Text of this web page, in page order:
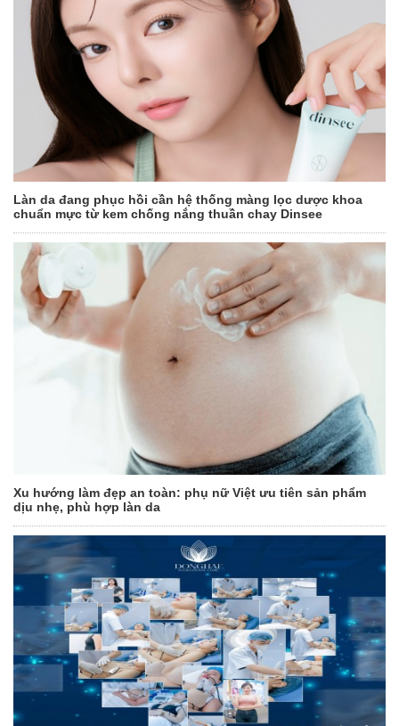
Làn da đang phục hồi cần hệ thống màng lọc dược khoa
chuẩn mực từ kem chống nắng thuần chay Dinsee
Xu hướng làm đẹp an toàn: phụ nữ Việt ưu tiên sản phẩm
dịu nhẹ, phù hợp làn da